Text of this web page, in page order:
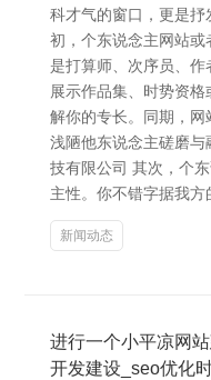
科才气的窗口，更是
初，个东说念主网站
是打算师、次序员、
展示作品集、时势资
解你的专长。同期，网
浅陋他东说念主磋磨
技有限公司 其次，个
主性。你不错字据我
新闻动态
进行一个小平凉网
开发建设_seo优化